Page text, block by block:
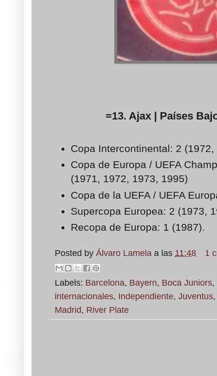
=13. Ajax | Países
Copa Intercontinental: 2 (1972,
Copa de Europa / UEFA
(1971, 1972, 1973, 1995)
Copa de la UEFA / UEFA
Supercopa Europea: 2 (1973,
Recopa de Europa: 1 (1987).
Posted by Álvaro Lamela a las 11:48 1
Labels: Barcelona, Bayern, Boca Juniors,
internacionales, Independiente, Juventus
Madrid, River Plate